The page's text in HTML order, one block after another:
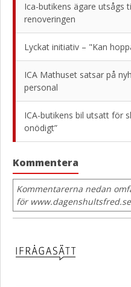
Ica-butikens ägare utsågs
renoveringen
Lyckat initiativ – "Kan
ICA Mathuset satsar på
personal
ICA-butikens bil utsatt för
onödigt”
Kommentera
Kommentarerna nedan
för